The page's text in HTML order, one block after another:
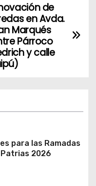
de
en Avda.
Marqués
Párroco
y calle
para las Ramadas
2026